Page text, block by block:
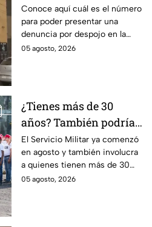
CDMX? El número que
tienes que marcar y lo
que tienes que hacer
Conoce aquí cuál es el número
para poder presentar una
denuncia por despojo en la
CDMX y qué hacer si eres
05 agosto, 2026
¿Tienes más de 30
años? También podrías
tener que hacer el
Servicio Militar 2026 si
saliste sorteado en
agosto
El Servicio Militar ya comenzó
en agosto y también involucra
a quienes tienen más de 30
años. Conoce quiénes deben
05 agosto, 2026